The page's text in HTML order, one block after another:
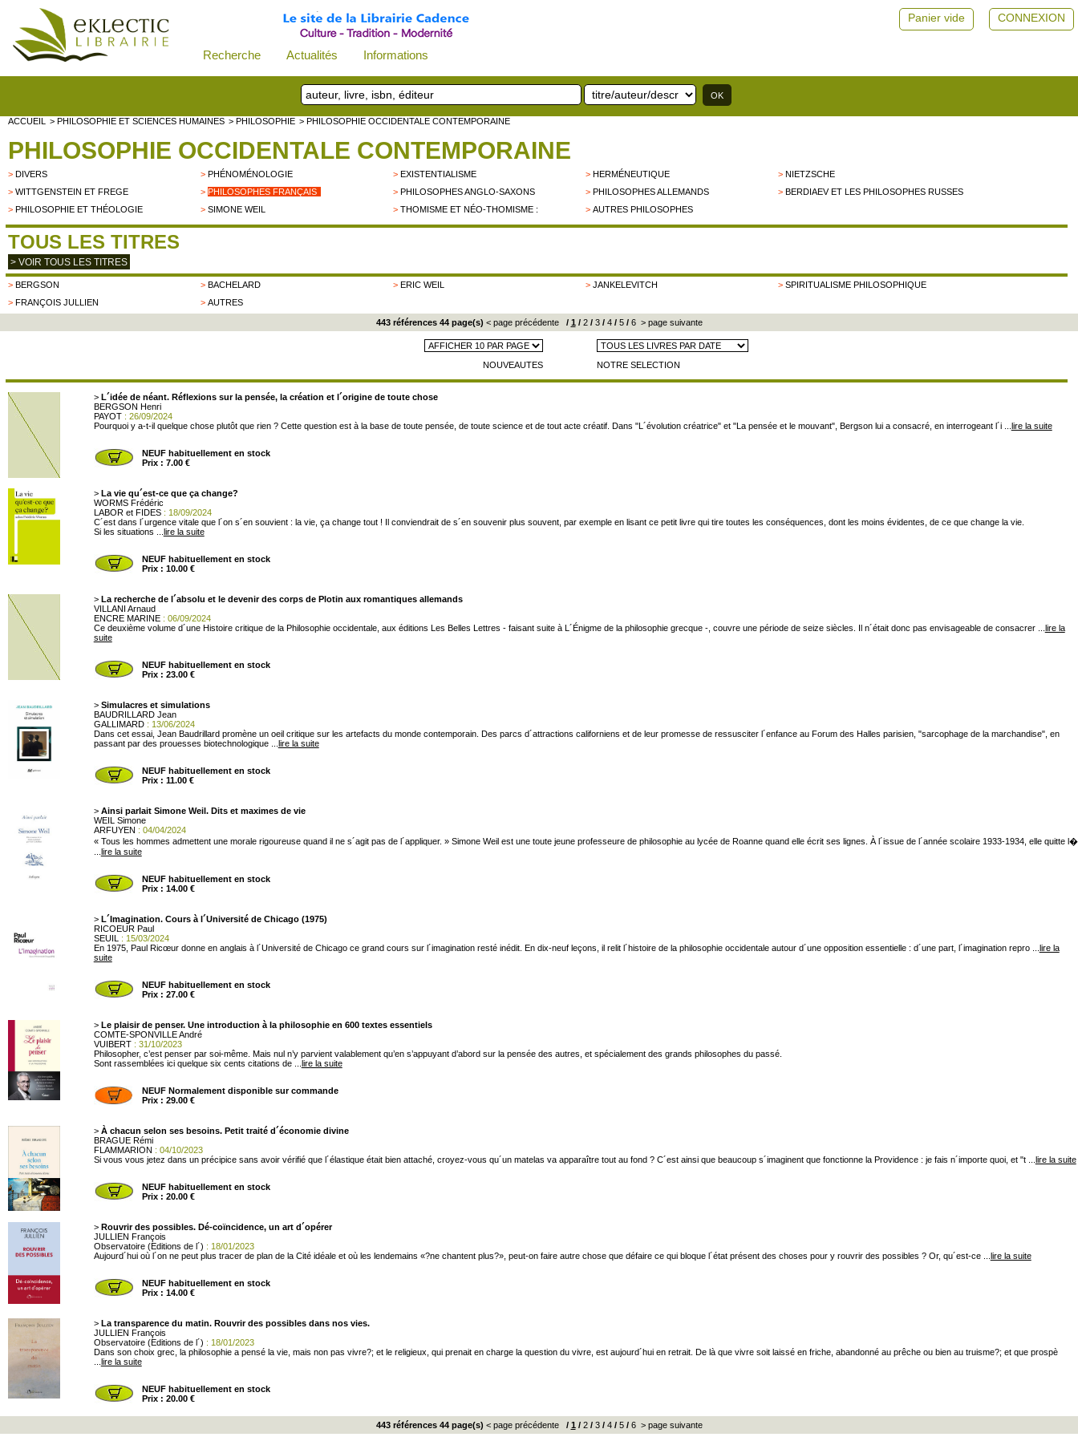
Recherche Actualités Informations
CONNEXION
Panier vide
ACCUEIL > PHILOSOPHIE ET SCIENCES HUMAINES > PHILOSOPHIE > PHILOSOPHIE OCCIDENTALE CONTEMPORAINE
PHILOSOPHIE OCCIDENTALE CONTEMPORAINE
> DIVERS >PHÉNOMÉNOLOGIE >EXISTENTIALISME >HERMÉNEUTIQUE >NIETZSCHE
> WITTGENSTEIN ET FREGE > PHILOSOPHES FRANÇAIS >PHILOSOPHES ANGLO-SAXONS >PHILOSOPHES ALLEMANDS >BERDIAEV ET LES PHILOSOPHES RUSSES
> PHILOSOPHIE ET THÉOLOGIE >SIMONE WEIL >THOMISME ET NÉO-THOMISME : >AUTRES PHILOSOPHES
TOUS LES TITRES
> VOIR TOUS LES TITRES
> BERGSON >BACHELARD >ERIC WEIL >JANKELEVITCH >SPIRITUALISME PHILOSOPHIQUE
> FRANÇOIS JULLIEN >AUTRES
443 références 44 page(s) < page précédente/ 1 /2/3/4/5/6 > page suivante
NOUVEAUTES NOTRE SELECTION
> L´idée de néant. Réflexions sur la pensée, la création et l´origine de toute chose
BERGSON Henri
PAYOT: 26/09/2024
Pourquoi y a-t-il quelque chose plutôt que rien ? Cette question est à la base de toute pensée, de toute science et de tout acte créatif. Dans "L´évolution créatrice" et "La pensée et le mouvant", Bergson lui a consacré, en interrogeant l´i ... lire la suite
NEUF habituellement en stock
Prix : 7.00 €
> La vie qu´est-ce que ça change?
WORMS Frédéric
LABOR et FIDES: 18/09/2024
C´est dans l´urgence vitale que l´on s´en souvient : la vie, ça change tout ! Il conviendrait de s´en souvenir plus souvent, par exemple en lisant ce petit livre qui tire toutes les conséquences, dont les moins évidentes, de ce que change la vie.
Si les situations ... lire la suite
NEUF habituellement en stock
Prix : 10.00 €
> La recherche de l´absolu et le devenir des corps de Plotin aux romantiques allemands
VILLANI Arnaud
ENCRE MARINE: 06/09/2024
Ce deuxième volume d´une Histoire critique de la Philosophie occidentale, aux éditions Les Belles Lettres - faisant suite à L´Énigme de la philosophie grecque -, couvre une période de seize siècles. Il n´était donc pas envisageable de consacrer ... lire la
suite
NEUF habituellement en stock
Prix : 23.00 €
> Simulacres et simulations
BAUDRILLARD Jean
GALLIMARD: 13/06/2024
Dans cet essai, Jean Baudrillard promène un oeil critique sur les artefacts du monde contemporain. Des parcs d´attractions californiens et de leur promesse de ressusciter l´enfance au Forum des Halles parisien, "sarcophage de la marchandise", en
passant par des prouesses biotechnologique ... lire la suite
NEUF habituellement en stock
Prix : 11.00 €
> Ainsi parlait Simone Weil. Dits et maximes de vie
WEIL Simone
ARFUYEN : 04/04/2024
« Tous les hommes admettent une morale rigoureuse quand il ne s´agit pas de l´appliquer. » Simone Weil est une toute jeune professeure de philosophie au lycée de Roanne quand elle écrit ses lignes. À l´issue de l´année scolaire 1933-1934, elle quitte l�
lire la suite
NEUF habituellement en stock
Prix : 14.00 €
> L´Imagination. Cours à l´Université de Chicago (1975)
RICOEUR Paul
SEUIL
: 15/03/2024
En 1975, Paul Ricœur donne en anglais à l´Université de Chicago ce grand cours sur l´imagination resté inédit. En dix-neuf leçons, il relit l´histoire de la philosophie occidentale autour d´une opposition essentielle : d´une part, l´imagination repro ... lire la
suite
NEUF habituellement en stock
Prix : 27.00 €
> Le plaisir de penser. Une introduction à la philosophie en 600 textes essentiels
COMTE-SPONVILLE André
VUIBERT: 31/10/2023
Philosopher, c’est penser par soi-même. Mais nul n’y parvient valablement qu’en s’appuyant d’abord sur la pensée des autres, et spécialement des grands philosophes du passé.
Sont rassemblées ici quelque six cents citations de ... lire la suite
NEUF Normalement disponible sur commande
Prix : 29.00 €
> À chacun selon ses besoins. Petit traité d´économie divine
BRAGUE Rémi
FLAMMARION : 04/10/2023
Si vous vous jetez dans un précipice sans avoir vérifié que l´élastique était bien attaché, croyez-vous qu´un matelas va apparaître tout au fond ? C´est ainsi que beaucoup s´imaginent que fonctionne la Providence : je fais n´importe quoi, et "t ... lire la suite
NEUF habituellement en stock
Prix : 20.00 €
> Rouvrir des possibles. Dé-coïncidence, un art d´opérer
JULLIEN François
Observatoire (Editions de l´) : 18/01/2023
Aujourd´hui où l´on ne peut plus tracer de plan de la Cité idéale et où les lendemains «?ne chantent plus?», peut-on faire autre chose que défaire ce qui bloque l´état présent des choses pour y rouvrir des possibles ? Or, qu´est-ce ... lire la suite
NEUF habituellement en stock
Prix : 14.00 €
> La transparence du matin. Rouvrir des possibles dans nos vies.
JULLIEN François
Observatoire (Editions de l´) : 18/01/2023
Dans son choix grec, la philosophie a pensé la vie, mais non pas vivre?; et le religieux, qui prenait en charge la question du vivre, est aujourd´hui en retrait. De là que vivre soit laissé en friche, abandonné au prêche ou bien au truisme?; et que prospè
lire la suite
NEUF habituellement en stock
Prix : 20.00 €
443 références 44 page(s) < page précédente/ 1 /2/3/4/5/6 > page suivante